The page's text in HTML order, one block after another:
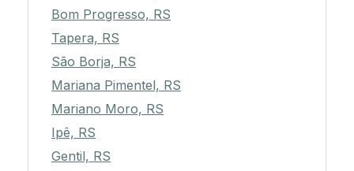
Bom Progresso, RS
Tapera, RS
São Borja, RS
Mariana Pimentel, RS
Mariano Moro, RS
Ipê, RS
Gentil, RS